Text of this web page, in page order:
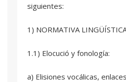
siguientes:
1) NORMATIVA
1.1) Elocució y fonología:
a) Elisiones vocálicas,